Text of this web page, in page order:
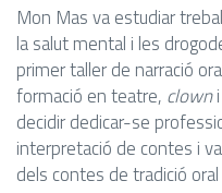
Mon Mas va estudiar
la salut mental i les
primer taller de narració
formació en teatre, clown
decidir dedicar-se
interpretació de contes i
dels contes de tradició oral